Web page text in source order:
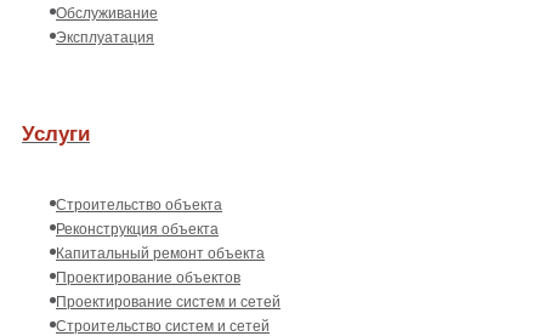
Обслуживание
Эксплуатация
Услуги
Строительство объекта
Реконструкция объекта
Капитальный ремонт объекта
Проектирование объектов
Проектирование систем и сетей
Строительство систем и сетей